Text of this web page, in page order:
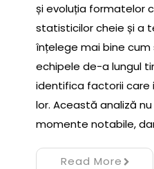
și evoluția formatelor
statisticilor cheie și a
înțelege mai bine
echipele de-a lungul
identifica factorii care
lor. Această analiză
momente notabile,
Read More